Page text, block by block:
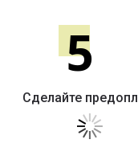
5
Сделайте